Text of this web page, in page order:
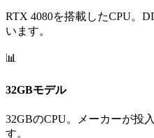
RTX 4080を搭載したCPU。
います。
📊
32GBモデル
32GBのCPU。メーカーが投
す。